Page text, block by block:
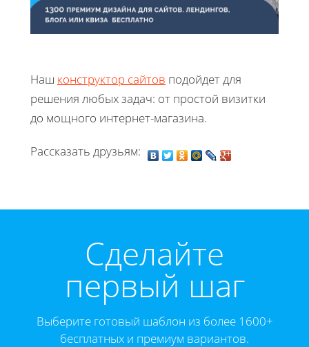
Наш конструктор сайтов подойдет для
решения любых задач: от простой визитки
до мощного интернет-магазина.
Рассказать друзьям:
Cделайте
первый шаг
Выберите готовый шаблон из более 1600+
бесплатных и премиум вариантов.